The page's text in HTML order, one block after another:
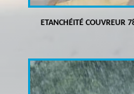
ETANCHÉITÉ COUVREUR